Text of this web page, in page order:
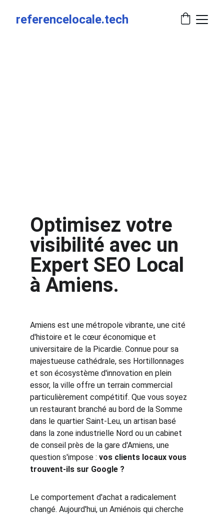
referencelocale.tech
Optimisez votre
visibilité avec un
Expert SEO Local
à Amiens.
Amiens est une métropole vibrante, une cité
d'histoire et le cœur économique et
universitaire de la Picardie. Connue pour sa
majestueuse cathédrale, ses Hortillonnages
et son écosystème d'innovation en plein
essor, la ville offre un terrain commercial
particulièrement compétitif. Que vous soyez
un restaurant branché au bord de la Somme
dans le quartier Saint-Leu, un artisan basé
dans la zone industrielle Nord ou un cabinet
de conseil près de la gare d'Amiens, une
question s'impose : vos clients locaux vous
trouvent-ils sur Google ?
Le comportement d'achat a radicalement
changé. Aujourd'hui, un Amiénois qui cherche